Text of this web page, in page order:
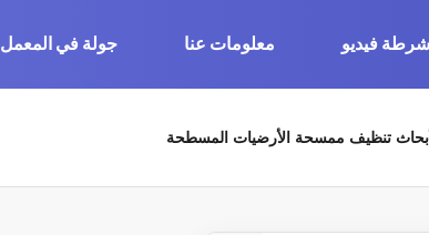
فيديو معلومات عنا جولة في المعمل